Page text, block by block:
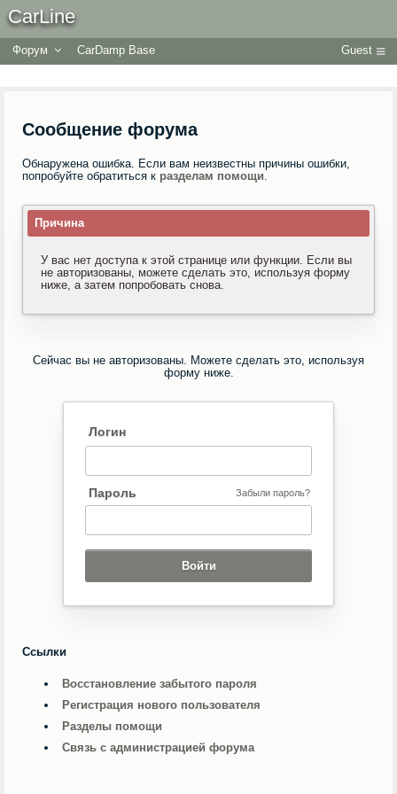
CarLine
Форум CarDamp Base Guest
Сообщение форума
Обнаружена ошибка. Если вам неизвестны причины ошибки,
попробуйте обратиться к разделам помощи.
Причина
У вас нет доступа к этой странице или функции. Если вы
не авторизованы, можете сделать это, используя форму
ниже, а затем попробовать снова.
Сейчас вы не авторизованы. Можете сделать это, используя
форму ниже.
Логин
Пароль Забыли пароль?
Ссылки
Восстановление забытого пароля
Регистрация нового пользователя
Разделы помощи
Связь с администрацией форума